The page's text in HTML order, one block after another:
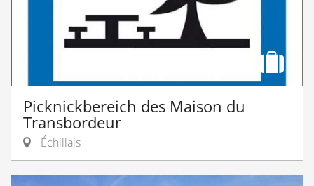
Picknickbereich des Maison du
Transbordeur
Échillais